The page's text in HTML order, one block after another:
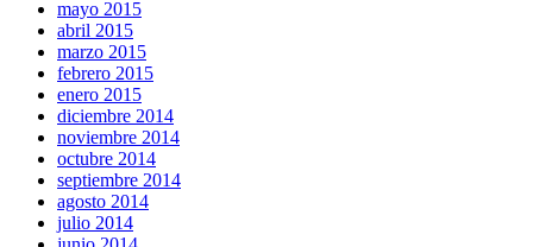
mayo 2015
abril 2015
marzo 2015
febrero 2015
enero 2015
diciembre 2014
noviembre 2014
octubre 2014
septiembre 2014
agosto 2014
julio 2014